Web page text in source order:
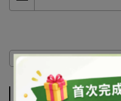
商品介紹